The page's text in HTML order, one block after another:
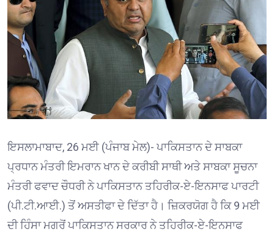
ਇਸਲਾਮਾਬਾਦ, 26 ਮਈ (ਪੰਜਾਬ ਮੇਲ)- ਪਾਕਿਸਤਾਨ ਦੇ ਸਾਬਕਾ
ਪ੍ਰਧਾਨ ਮੰਤਰੀ ਇਮਰਾਨ ਖਾਨ ਦੇ ਕਰੀਬੀ ਸਾਥੀ ਅਤੇ ਸਾਬਕਾ ਸੂਚਨਾ
ਮੰਤਰੀ ਫਵਾਦ ਚੌਧਰੀ ਨੇ ਪਾਕਿਸਤਾਨ ਤਹਿਰੀਕ-ਏ-ਇਨਸਾਫ ਪਾਰਟੀ
(ਪੀ.ਟੀ.ਆਈ.) ਤੋਂ ਅਸਤੀਫਾ ਦੇ ਦਿੱਤਾ ਹੈ। ਜ਼ਿਕਰਯੋਗ ਹੈ ਕਿ 9 ਮਈ
ਦੀ ਹਿੰਸਾ ਮਗਰੋਂ ਪਾਕਿਸਤਾਨ ਸਰਕਾਰ ਨੇ ਤਹਿਰੀਕ-ਏ-ਇਨਸਾਫ